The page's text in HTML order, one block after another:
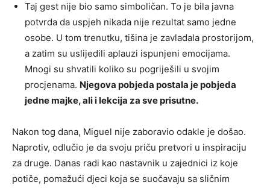
Taj gest nije bio samo simboličan. To je bila javna
potvrda da uspjeh nikada nije rezultat samo jedne
osobe. U tom trenutku, tišina je zavladala prostorijom,
a zatim su uslijedili aplauzi ispunjeni emocijama.
Mnogi su shvatili koliko su pogriješili u svojim
procjenama. Njegova pobjeda postala je pobjeda
jedne majke, ali i lekcija za sve prisutne.
Nakon tog dana, Miguel nije zaboravio odakle je došao.
Naprotiv, odlučio je da svoju priču pretvori u inspiraciju
za druge. Danas radi kao nastavnik u zajednici iz koje
potiče, pomažući djeci koja se suočavaju sa sličnim